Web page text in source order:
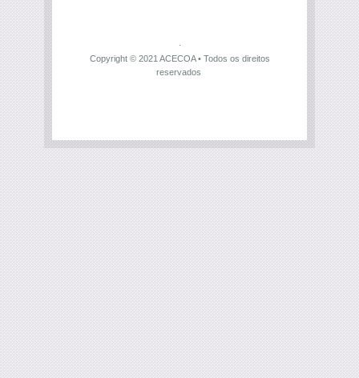
Copyright © 2021 ACECOA• Todos os direitos
reservados